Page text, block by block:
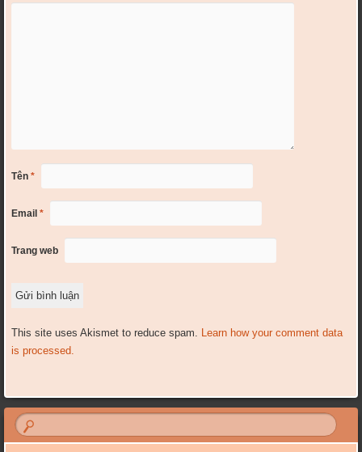
Tên *
Email *
Trang web
This site uses Akismet to reduce spam. Learn how your comment data
is processed.